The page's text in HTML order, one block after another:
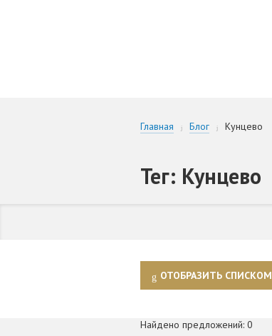
Главная Блог Кунцево
Тег: Кунцево
ОТОБРАЗИТЬ СПИСКОМ
Найдено предложений: 0